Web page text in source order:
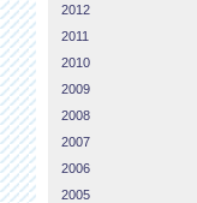
2012
2011
2010
2009
2008
2007
2006
2005